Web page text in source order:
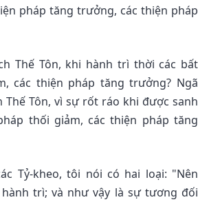
pháp tăng trưởng, các thiện pháp
Thế Tôn, khi hành trì thời các bất
các thiện pháp tăng trưởng? Ngã
Thế Tôn, vì sự rốt ráo khi được sanh
thối giảm, các thiện pháp tăng
Tỷ-kheo, tôi nói có hai loại: "Nên
trì; và như vậy là sự tương đối